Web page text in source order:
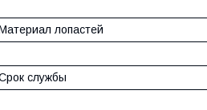
лопастей
службы